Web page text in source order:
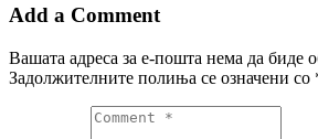
Add a Comment
Вашата адреса за е-пошта нема да биде
Задолжителните полиња се означени со